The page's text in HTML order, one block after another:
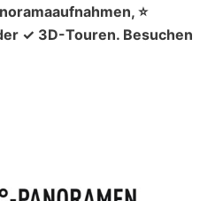
⭐
✓ 3D-Touren. Besuchen